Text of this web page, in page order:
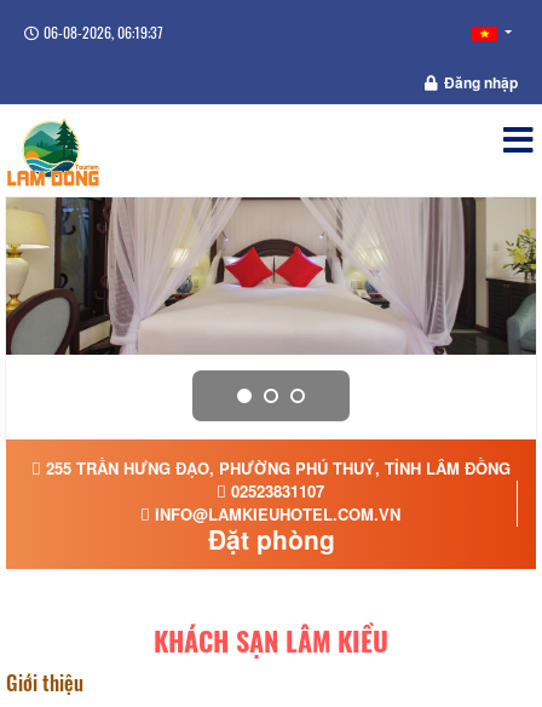
06-08-2026, 06:19:38
Đăng nhập
255 TRẦN HƯNG ĐẠO, PHƯỜNG PHÚ THUỶ, TỈNH LÂM ĐỒNG
02523831107
INFO@LAMKIEUHOTEL.COM.VN
Đặt phòng
KHÁCH SẠN LÂM KIỀU
Giới thiệu